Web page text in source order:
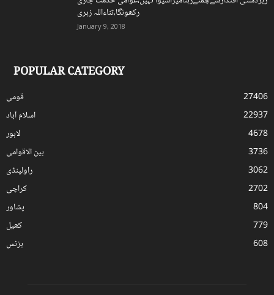
رکھونگا،ثناءاللہ زہری
January 9, 2018
POPULAR CATEGORY
قومی
27406
اسلام آباد
22937
لاہور
4678
بین الاقوامی
3736
راولپنڈی
3062
کراچی
2702
پشاور
804
کھیل
779
بزنس
608